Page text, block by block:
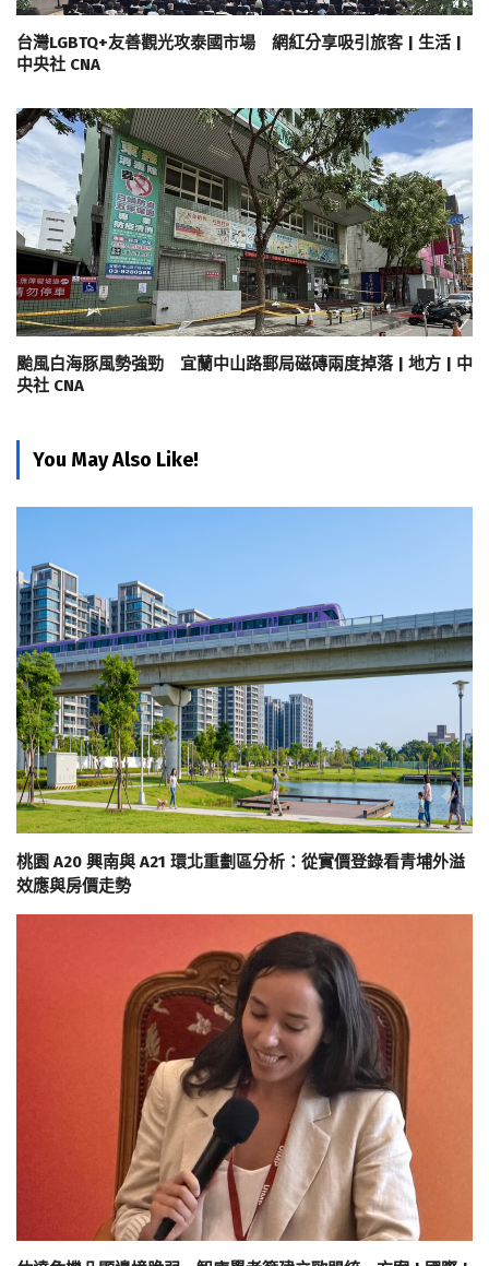
台灣LGBTQ+友善觀光攻泰國市場 網紅分享吸引旅客 | 生活 |
中央社 CNA
颱風白海豚風勢強勁 宜蘭中山路郵局磁磚兩度掉落 | 地方 | 中
央社 CNA
You May Also Like!
桃園 A20 興南與 A21 環北重劃區分析：從實價登錄看青埔外溢
效應與房價走勢